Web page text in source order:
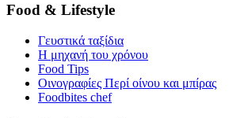
Food & Lifestyle
Γευστικά ταξίδια
Η μηχανή του χρόνου
Food Tips
Οινογραφίες Περί οίνου και μπίρας
Foodbites chef